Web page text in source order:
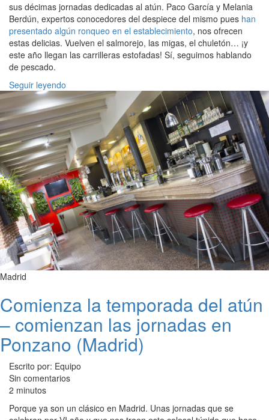
sus décimas jornadas dedicadas al atún. Paco García y Melania
Berdún, expertos conocedores del despiece del mismo pues han
presentado algún ronqueo en el establecimiento, nos ofrecen
estas delicias. Vuelven el salmorejo, las migas, el chuletón… ¡y
este año llegan las carrilleras estofadas! Sí, seguimos hablando
de pescado.
Seguir leyendo
Madrid
Comienza la temporada del atún
– comienzan las jornadas en
Ponzano (Madrid)
Escrito por: Equipo
Sin comentarios
2 minutos
Porque ya son un clásico en Madrid. Unas jornadas que se